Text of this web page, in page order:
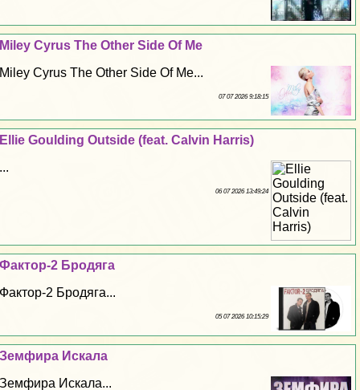
Miley Cyrus The Other Side Of Me
Miley Cyrus The Other Side Of Me...
07 07 2026 9:18:15
Ellie Goulding Outside (feat. Calvin Harris)
...
06 07 2026 13:49:24
Фактор-2 Бродяга
Фактор-2 Бродяга...
05 07 2026 10:15:29
Земфира Искала
Земфира Искала...